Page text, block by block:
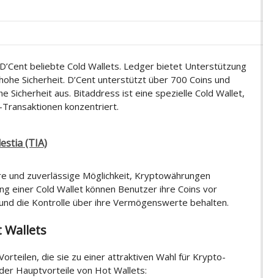
beliebte Cold Wallets. Ledger bietet Unterstützung
Sicherheit. D’Cent unterstützt über 700 Coins und
Sicherheit aus. Bitaddress ist eine spezielle Cold Wallet,
konzentriert.
(TIA)
und zuverlässige Möglichkeit, Kryptowährungen
einer Cold Wallet können Benutzer ihre Coins vor
die Kontrolle über ihre Vermögenswerte behalten.
Wallets
die sie zu einer attraktiven Wahl für Krypto-
Hauptvorteile von Hot Wallets: